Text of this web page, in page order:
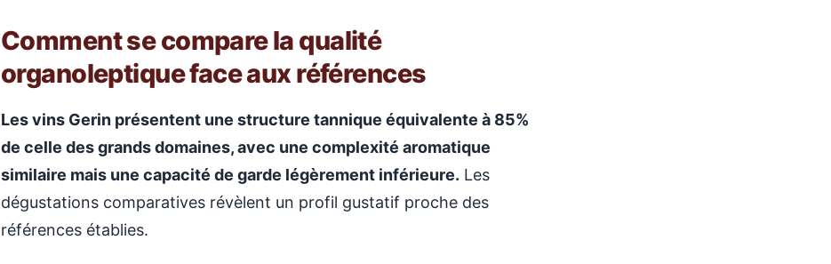
Comment se compare la qualité
organoleptique face aux références
Les vins Gerin présentent une structure tannique équivalente à 85%
de celle des grands domaines, avec une complexité aromatique
similaire mais une capacité de garde légèrement inférieure. Les
dégustations comparatives révèlent un profil gustatif proche des
références établies.